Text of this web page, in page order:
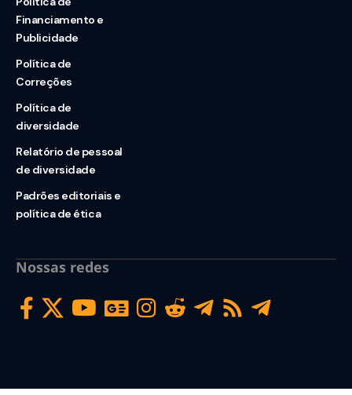
Financiamento e
Publicidade
Política de
Correções
Política de
diversidade
Relatório de pessoal
de diversidade
Padrões editoriais e
política de ética
Nossas redes